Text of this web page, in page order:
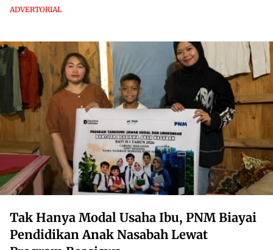
ADVERTORIAL
Tak Hanya Modal Usaha Ibu, PNM Biayai
Pendidikan Anak Nasabah Lewat